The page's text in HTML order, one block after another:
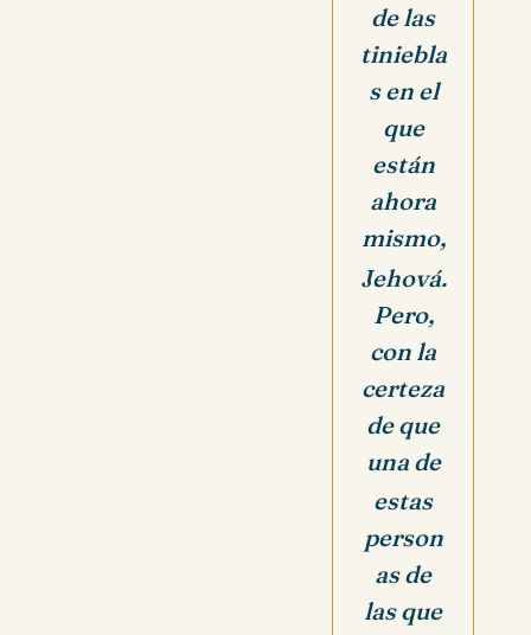
de las
tiniebla
s en el
que
están
ahora
mismo,
Jehová.
Pero,
con la
certeza
de que
una de
estas
person
as de
las que